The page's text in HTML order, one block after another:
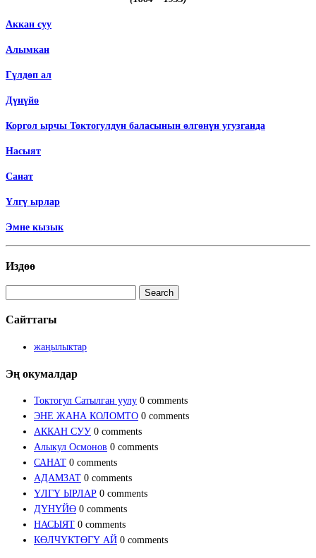
Аккан суу
Алымкан
Гүлдөп ал
Дүнүйө
Коргол ырчы Токтогулдун баласынын өлгөнүн угузганда
Насыят
Санат
Үлгү ырлар
Эмне кызык
Издөө
Сайттагы
жаңылыктар
Эң окумалдар
Токтогул Сатылган уулу 0 comments
ЭНЕ ЖАНА КОЛОМТО 0 comments
АККАН СУУ 0 comments
Алыкул Осмонов 0 comments
САНАТ 0 comments
АДАМЗАТ 0 comments
ҮЛГҮ ЫРЛАР 0 comments
ДҮНҮЙӨ 0 comments
НАСЫЯТ 0 comments
КӨЛЧҮКТӨГҮ АЙ 0 comments